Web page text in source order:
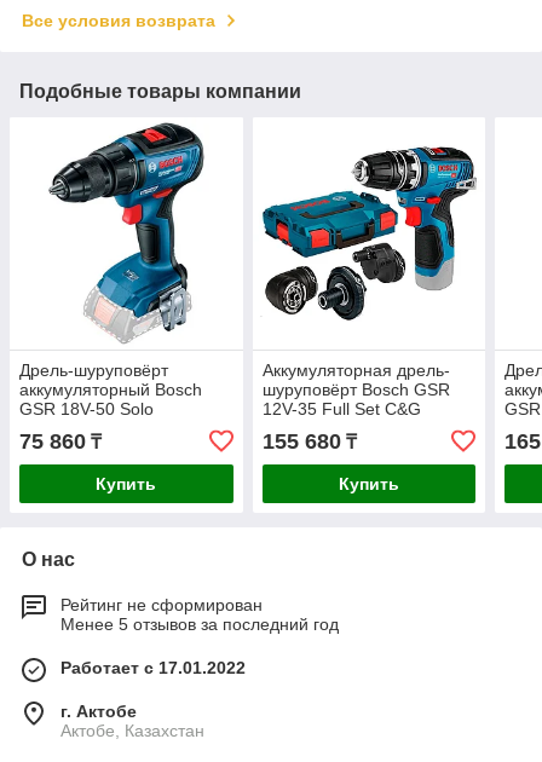
Все условия возврата
Подобные товары компании
Дрель-шуруповёрт
аккумуляторный Bosch
GSR 18V-50 Solo
06019H5006
75 860 ₸
Купить
Аккумуляторная дрель-
шуруповёрт Bosch GSR
12V-35 Full Set C&G
06019H3003
155 680₸
Купить
О нас
Рейтинг не сформирован
Менее 5 отзывов за последний год
Работает с 17.01.2022
г. Актобе
Актобе, Казахстан